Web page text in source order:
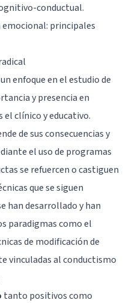
conductual.
principales
enfoque en el estudio de
y presencia en
clínico y educativo.
de sus consecuencias y
el uso de programas
se refuercen o castiguen
que se siguen
han desarrollado y han
paradigmas como el
de modificación de
vinculadas al conductismo
tanto positivos como